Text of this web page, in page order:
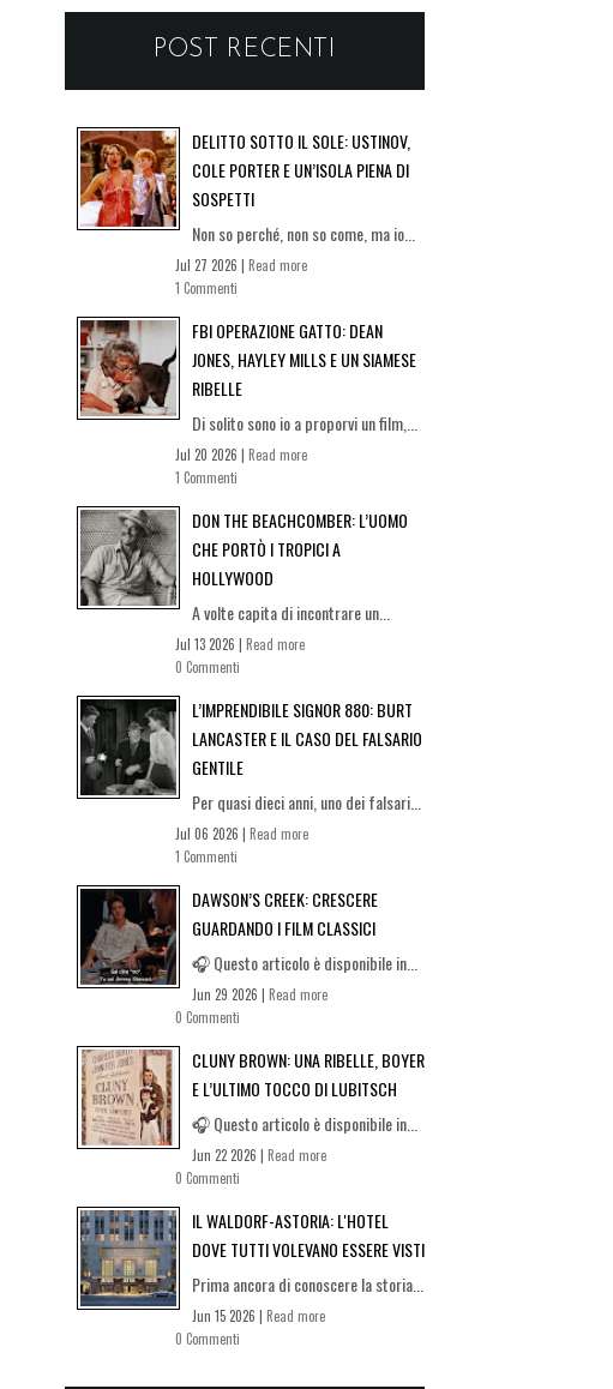
POST RECENTI
DELITTO SOTTO IL SOLE: USTINOV,
COLE PORTER E UN’ISOLA PIENA DI
SOSPETTI
Non so perché, non so come, ma io...
Jul 27 2026 | Read more
1 Commenti
FBI OPERAZIONE GATTO: DEAN
JONES, HAYLEY MILLS E UN SIAMESE
RIBELLE
Di solito sono io a proporvi un film,...
Jul 20 2026 | Read more
1 Commenti
DON THE BEACHCOMBER: L’UOMO
CHE PORTÒ I TROPICI A
HOLLYWOOD
A volte capita di incontrare un...
Jul 13 2026 | Read more
0 Commenti
L’IMPRENDIBILE SIGNOR 880: BURT
LANCASTER E IL CASO DEL FALSARIO
GENTILE
Per quasi dieci anni, uno dei falsari...
Jul 06 2026 | Read more
1 Commenti
DAWSON’S CREEK: CRESCERE
GUARDANDO I FILM CLASSICI
🎧 Questo articolo è disponibile in...
Jun 29 2026 | Read more
0 Commenti
CLUNY BROWN: UNA RIBELLE, BOYER
E L’ULTIMO TOCCO DI LUBITSCH
🎧 Questo articolo è disponibile in...
Jun 22 2026 | Read more
0 Commenti
IL WALDORF-ASTORIA: L'HOTEL
DOVE TUTTI VOLEVANO ESSERE VISTI
Prima ancora di conoscere la storia...
Jun 15 2026 | Read more
0 Commenti